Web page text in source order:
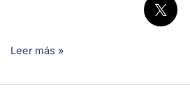
Leer más »